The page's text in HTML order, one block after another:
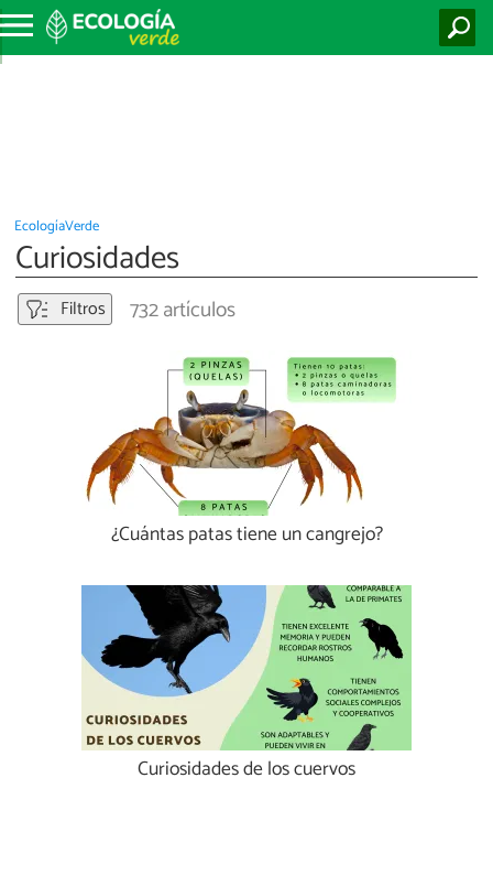
EcologíaVerde
Curiosidades
Filtros 732 artículos
¿Cuántas patas tiene un cangrejo?
Curiosidades de los cuervos